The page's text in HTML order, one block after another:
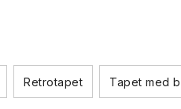
Retrotapet Tapet med